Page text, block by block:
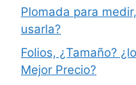
Plomada para
usarla?
Folios, ¿Tamaño?
Mejor Precio?